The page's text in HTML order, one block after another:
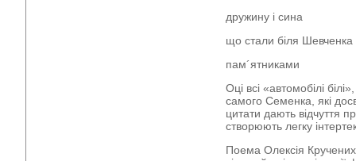
дружину і сина
що стали біля Шевченка
пам´ятниками
Оці всі «автомобілі
самого Семенка, які
цитати дають відчуття
створюють легку
Поема Олексія